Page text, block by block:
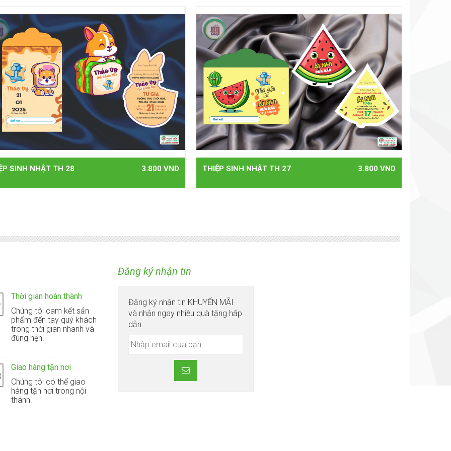
SINH NHẬT TH 28 3.800 VND THIỆP SINH NHẬT TH 27 3.800 VND
Thời gian hoàn thành
Chúng tôi cam kết sản
phẩm đến tay quý khách
trong thời gian nhanh và
đúng hẹn.
Giao hàng tận nơi
Chúng tôi có thể giao
hàng tận nơi trong nội
thành.
Đăng ký nhận tin
Đăng ký nhận tin KHUYẾN MÃI
và nhận ngay nhiều quà tặng hấp
dẫn.